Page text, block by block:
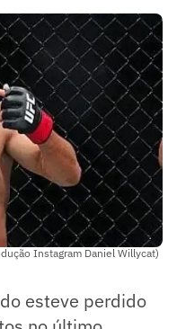
Instagram Daniel Willycat)
esteve perdido